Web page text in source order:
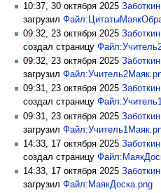
10:37, 30 октября 2025
загрузил
09:32, 23 октября 2025
создал страницу
09:32, 23 октября 2025
загрузил
09:31, 23 октября 2025
создал страницу
09:31, 23 октября 2025
загрузил
14:33, 17 октября 2025
создал страницу
14:33, 17 октября 2025
загрузил Файл:МаякДоска.png